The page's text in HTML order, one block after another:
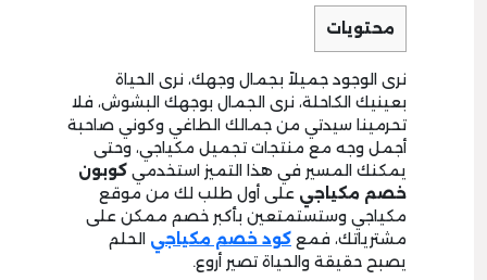
محتويات
نرى الوجود جميلاً بجمال وجهك، نرى الحياة
بعينيك الكاحلة، نرى الجمال بوجهك البشوش، فلا
تحرمينا سيدتي من جمالك الطاغي وكوني صاحبة
أجمل وجه مع منتجات تجميل مكياجي، وحتى
يمكنك المسير في هذا التميز استخدمي كوبون
خصم مكياجي على أول طلب لك من موقع
مكياجي وستستمتعين بأكبر خصم ممكن على
مشترياتك، فمع كود خصم مكياجي الحلم
يصبح حقيقة والحياة تصير أروع.